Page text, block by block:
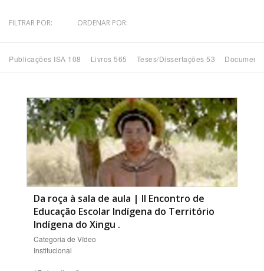
Tema
Subtema
Área de Levantamento
Área Protegida
FILTRAR POR: ORDENAR POR:
Publicações ISA 108 Livros 565 Teses/Dissertações 53
Da roça à sala de aula | II Encontro de
Educação Escolar Indígena do Território
Indígena do Xingu .
Categoria de Vídeo
Institucional